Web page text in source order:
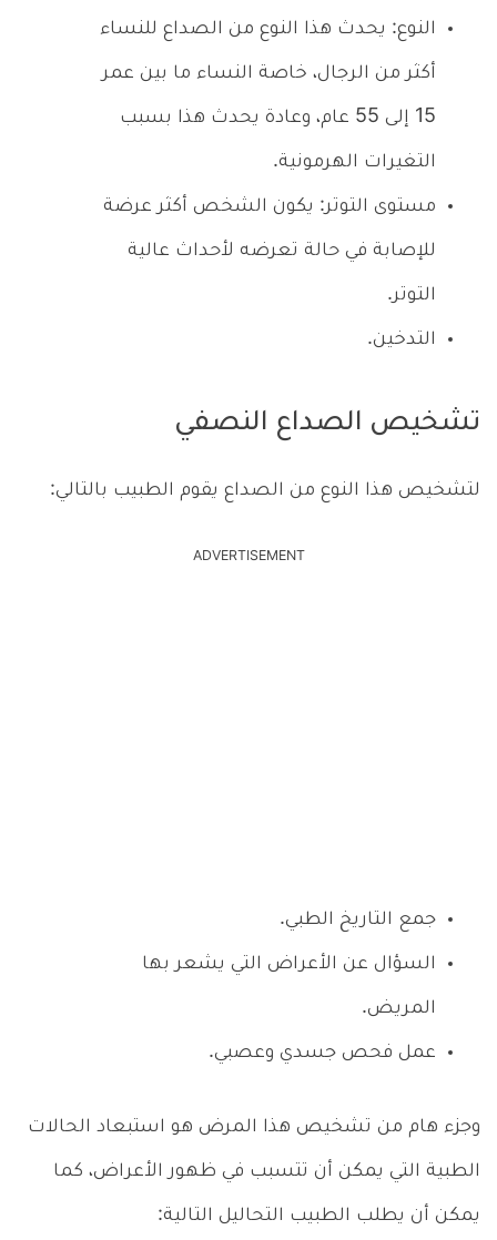
النوع: يحدث هذا النوع من الصداع للنساء
أكثر من الرجال، خاصة النساء ما بين عمر
15 إلى 55 عام، وعادة يحدث هذا بسبب
التغيرات الهرمونية.
مستوى التوتر: يكون الشخص أكثر عرضة
للإصابة في حالة تعرضه لأحداث عالية
التوتر.
التدخين.
تشخيص الصداع النصفي
لتشخيص هذا النوع من الصداع يقوم الطبيب بالتالي:
ADVERTISEMENT
جمع التاريخ الطبي.
السؤال عن الأعراض التي يشعر بها
المريض.
عمل فحص جسدي وعصبي.
وجزء هام من تشخيص هذا المرض هو استبعاد الحالات
الطبية التي يمكن أن تتسبب في ظهور الأعراض، كما
يمكن أن يطلب الطبيب التحاليل التالية: